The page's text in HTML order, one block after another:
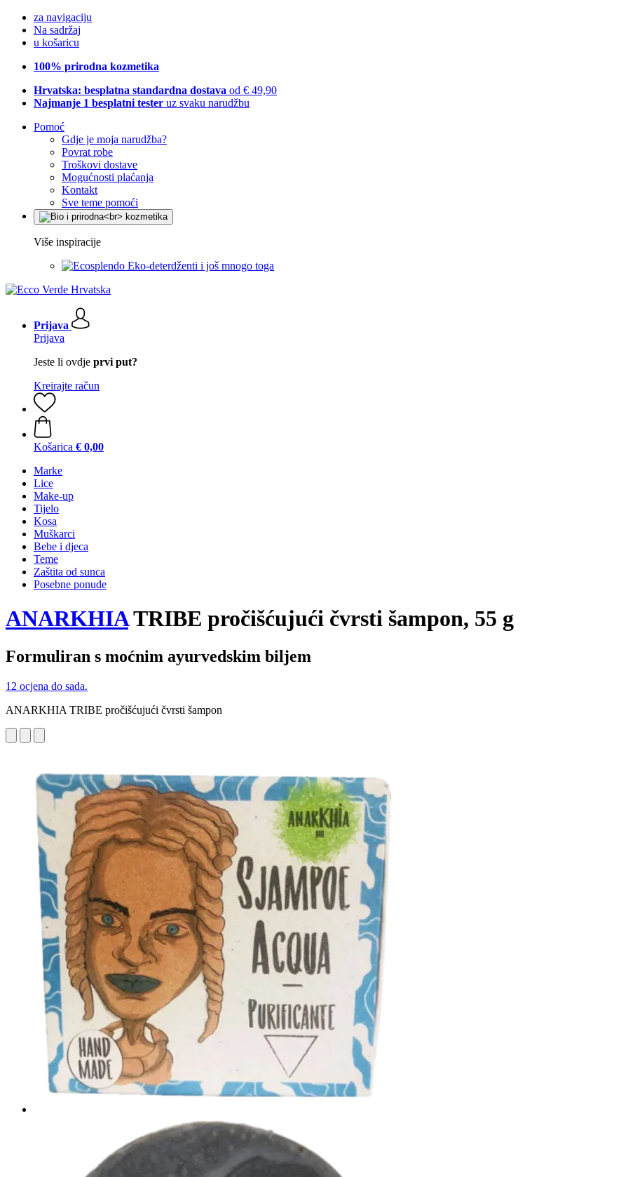
za navigaciju
Na sadržaj
u košaricu
100% prirodna kozmetika
Hrvatska: besplatna standardna dostava od € 49,90
Najmanje 1 besplatni tester uz svaku narudžbu
Pomoć
Gdje je moja narudžba?
Povrat robe
Troškovi dostave
Mogućnosti plaćanja
Kontakt
Sve teme pomoći
Više inspiracije
Eko-deterdženti i još mnogo toga
Prijava
Prijava
Jeste li ovdje prvi put?
Kreirajte račun
Košarica € 0,00
Marke
Lice
Make-up
Tijelo
Kosa
Muškarci
Bebe i djeca
Teme
Zaštita od sunca
Posebne ponude
ANARKHIATRIBE pročišćujući čvrsti šampon, 55 g
Formuliran s moćnim ayurvedskim biljem
12 ocjena do sada.
ANARKHIA TRIBE pročišćujući čvrsti šampon